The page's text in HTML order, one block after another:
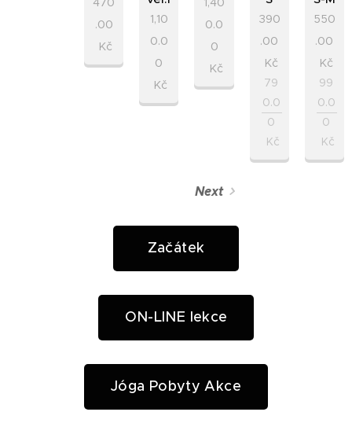
.00
Kč
1,10
0.0
0
Kč
0.0
0
Kč
390
.00
Kč
79
0.0
0
Kč
550
.00
Kč
99
0.0
0
Kč
Next
Začátek
ON-LINE lekce
Jóga Pobyty Akce